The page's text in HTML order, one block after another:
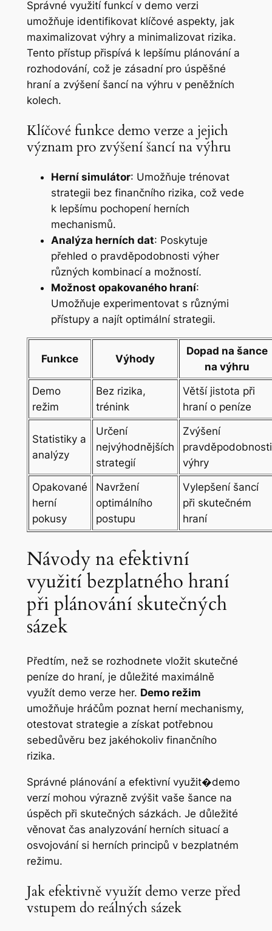
Správné využití funkcí v demo verzi
umožňuje identifikovat klíčové aspekty, jak
maximalizovat výhry a minimalizovat rizika.
Tento přístup přispívá k lepšímu plánování a
rozhodování, což je zásadní pro úspěšné
hraní a zvýšení šancí na výhru v peněžních
kolech.
Klíčové funkce demo verze a jejich
význam pro zvýšení šancí na výhru
Herní simulátor: Umožňuje trénovat
strategii bez finančního rizika, což vede
k lepšímu pochopení herních
mechanismů.
Analýza herních dat: Poskytuje
přehled o pravděpodobnosti výher
různých kombinací a možností.
Možnost opakovaného hraní:
Umožňuje experimentovat s různými
přístupy a najít optimální strategii.
Funkce Výhody
Dopad na šance
na výhru
Demo
režim
Bez rizika,
trénink
Větší jistota při
hraní o peníze
Statistiky a
analýzy
Určení
nejvýhodnějších
strategií
Zvýšení
pravděpodobnosti
výhry
Opakované
herní
pokusy
Navržení
optimálního
postupu
Vylepšení šancí
při skutečném
hraní
Návody na efektivní
využití bezplatného hraní
při plánování skutečných
sázek
Předtím, než se rozhodnete vložit skutečné
peníze do hraní, je důležité maximálně
využít demo verze her. Demo režim
umožňuje hráčům poznat herní mechanismy,
otestovat strategie a získat potřebnou
sebedůvěru bez jakéhokoliv finančního
rizika.
Správné plánování a efektivní využit�demo
verzí mohou výrazně zvýšit vaše šance na
úspěch při skutečných sázkách. Je důležité
věnovat čas analyzování herních situací a
osvojování si herních principů v bezplatném
režimu.
Jak efektivně využít demo verze před
vstupem do reálných sázek